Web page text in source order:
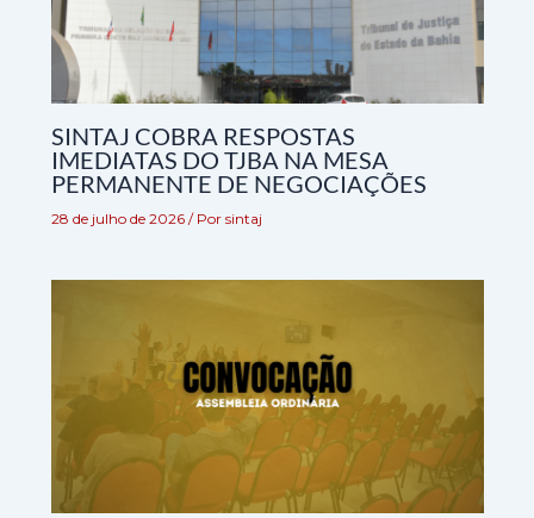
SINTAJ COBRA RESPOSTAS
IMEDIATAS DO TJBA NA MESA
PERMANENTE DE NEGOCIAÇÕES
28 de julho de 2026 / Por sintaj